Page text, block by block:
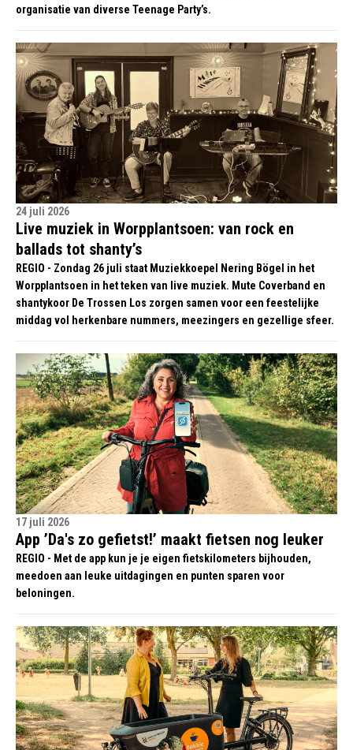
organisatie van diverse Teenage Party’s.
24 juli 2026
Live muziek in Worpplantsoen: van rock en
ballads tot shanty’s
REGIO - Zondag 26 juli staat Muziekkoepel Nering Bögel in het
Worpplantsoen in het teken van live muziek. Mute Coverband en
shantykoor De Trossen Los zorgen samen voor een feestelijke
middag vol herkenbare nummers, meezingers en gezellige sfeer.
17 juli 2026
App ’Da's zo gefietst!’ maakt fietsen nog leuker
REGIO - Met de app kun je je eigen fietskilometers bijhouden,
meedoen aan leuke uitdagingen en punten sparen voor
beloningen.